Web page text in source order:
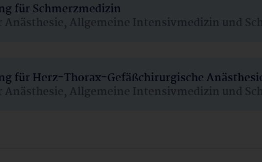
für Schmerzmedizin
Allgemeine Intensivmedizin und
für Herz-Thorax-Gefäßchirurgische
Allgemeine Intensivmedizin und